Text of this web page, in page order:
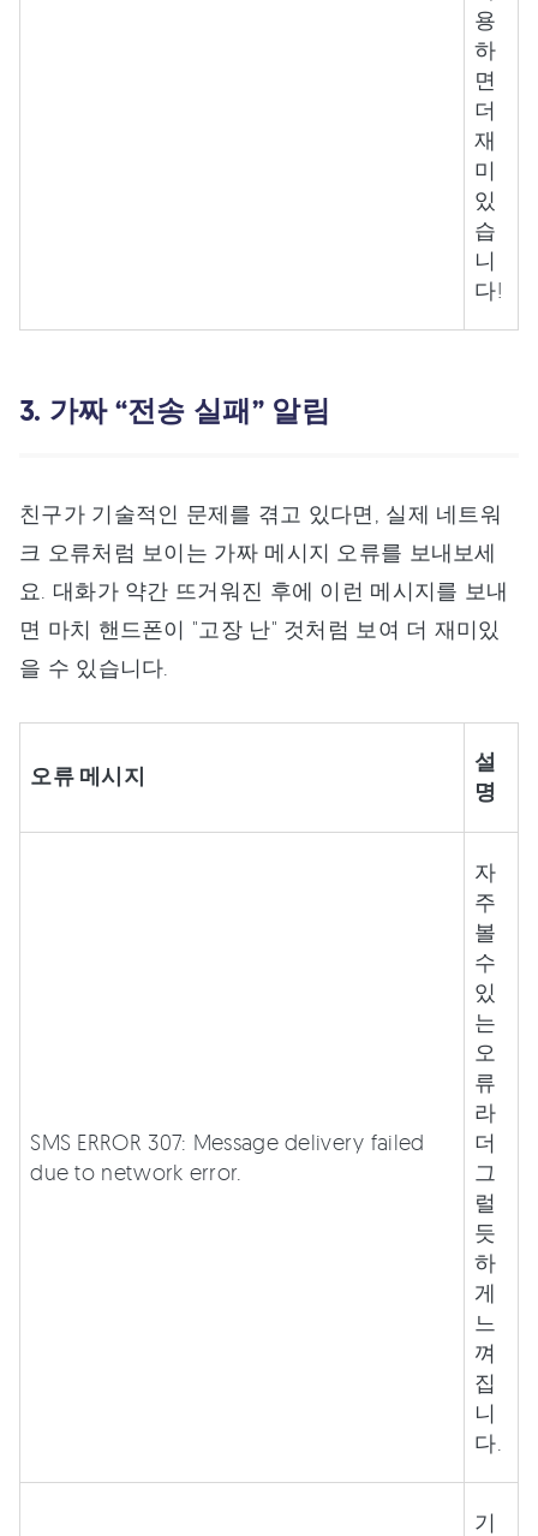
용
하
면
더
재
미
있
습
니
다!
3. 가짜 “전송 실패” 알림
친구가 기술적인 문제를 겪고 있다면, 실제 네트워
크 오류처럼 보이는 가짜 메시지 오류를 보내보세
요. 대화가 약간 뜨거워진 후에 이런 메시지를 보내
면 마치 핸드폰이 "고장 난" 것처럼 보여 더 재미있
을 수 있습니다.
오류 메시지
설
명
SMS ERROR 307: Message delivery failed
due to network error.
자
주
볼
수
있
는
오
류
라
더
그
럴
듯
하
게
느
껴
집
니
다.
기